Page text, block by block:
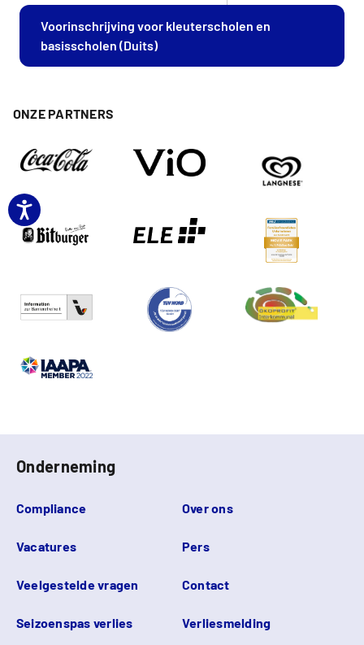
Voorinschrijving voor kleuterscholen en
basisscholen (Duits)
ONZE PARTNERS
Onderneming
Compliance Over ons
Vacatures Pers
Veelgestelde vragen Contact
Seizoenspas verlies Verliesmelding